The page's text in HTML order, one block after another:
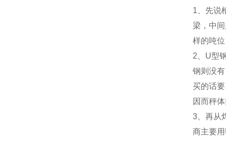
1、先说
梁，中
样的吨
2、U型
钢则没
买的话
因而秤
3、再从
商主要